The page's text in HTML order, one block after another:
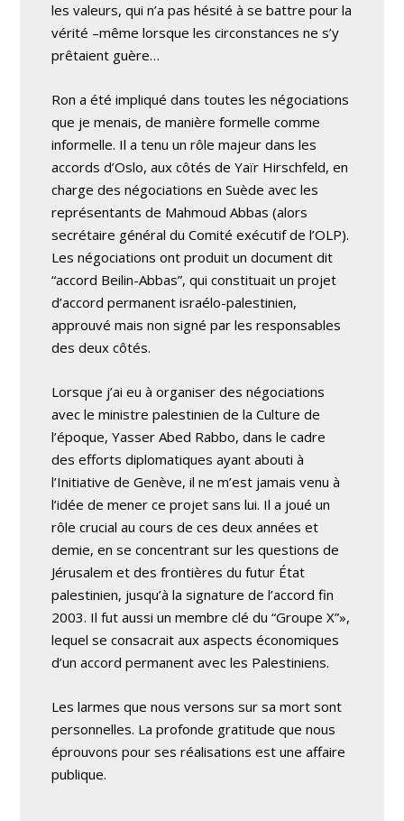
les valeurs, qui n’a pas hésité à se battre pour la
vérité –même lorsque les circonstances ne s’y
prêtaient guère…
Ron a été impliqué dans toutes les négociations
que je menais, de manière formelle comme
informelle. Il a tenu un rôle majeur dans les
accords d’Oslo, aux côtés de Yaïr Hirschfeld, en
charge des négociations en Suède avec les
représentants de Mahmoud Abbas (alors
secrétaire général du Comité exécutif de l’OLP).
Les négociations ont produit un document dit
“accord Beilin-Abbas”, qui constituait un projet
d’accord permanent israélo-palestinien,
approuvé mais non signé par les responsables
des deux côtés.
Lorsque j’ai eu à organiser des négociations
avec le ministre palestinien de la Culture de
l’époque, Yasser Abed Rabbo, dans le cadre
des efforts diplomatiques ayant abouti à
l’Initiative de Genève, il ne m’est jamais venu à
l’idée de mener ce projet sans lui. Il a joué un
rôle crucial au cours de ces deux années et
demie, en se concentrant sur les questions de
Jérusalem et des frontières du futur État
palestinien, jusqu’à la signature de l’accord fin
2003. Il fut aussi un membre clé du “Groupe X”»,
lequel se consacrait aux aspects économiques
d’un accord permanent avec les Palestiniens.
Les larmes que nous versons sur sa mort sont
personnelles. La profonde gratitude que nous
éprouvons pour ses réalisations est une affaire
publique.